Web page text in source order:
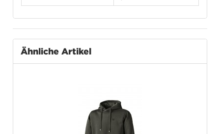
Ähnliche Artikel